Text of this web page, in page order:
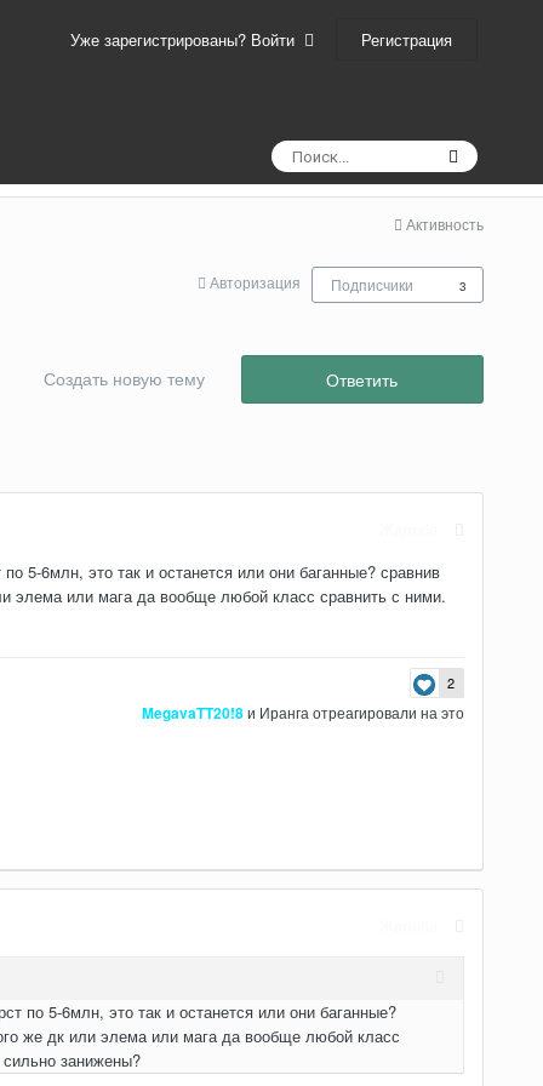
Уже зарегистрированы? Войти Регистрация
Активность
Авторизация Подписчики 3
Ответить
Создать новую тему
5-6млн, это так и останется или они баганные? сравнив
элема или мага да вообще любой класс сравнить с ними.
2
MegavaTT20!8и Иранга отреагировали на это
по 5-6млн, это так и останется или они баганные?
же дк или элема или мага да вообще любой класс
занижены?